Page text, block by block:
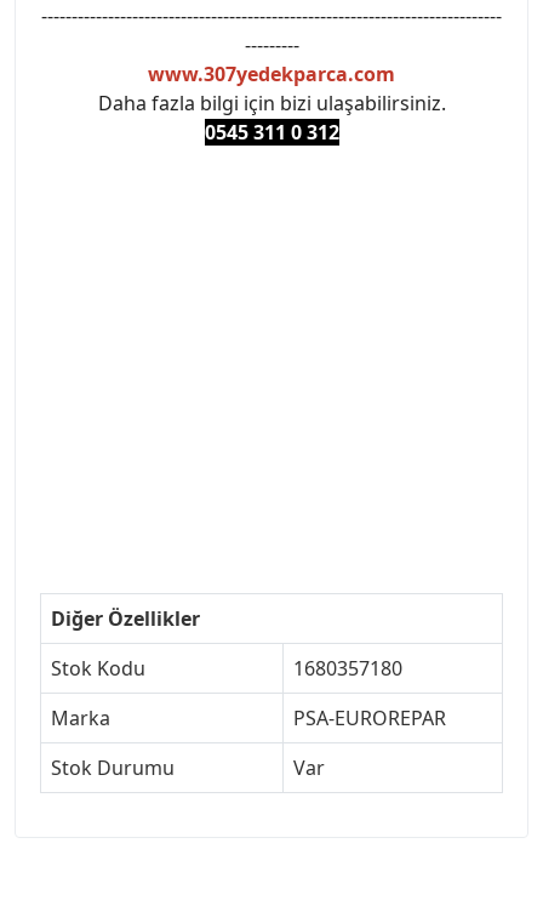
----------------------------------------------------------------------------
---------
www.307yedekparca.com
Daha fazla bilgi için bizi ulaşabilirsiniz.
0545 311 0 312
Diğer Özellikler
Stok Kodu
1680357180
Marka
PSA-EUROREPAR
Stok Durumu
Var